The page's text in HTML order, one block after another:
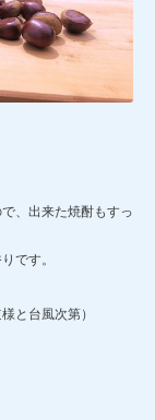
、出来た焼酎もすっ
です。
と台風次第）